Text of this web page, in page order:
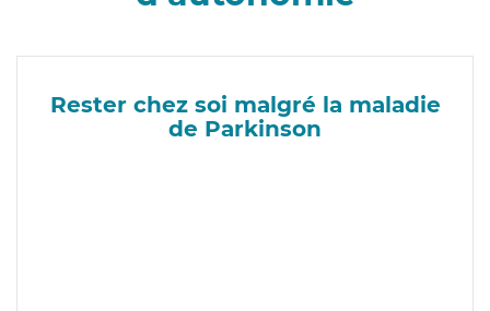
Rester chez soi malgré la maladie
de Parkinson